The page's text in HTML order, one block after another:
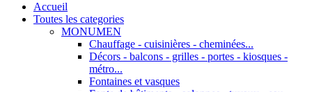
Accueil
Toutes les categories
MONUMEN
Chauffage - cuisinières - cheminées...
Décors - balcons - grilles - portes - kiosques -
métro...
Fontaines et vasques